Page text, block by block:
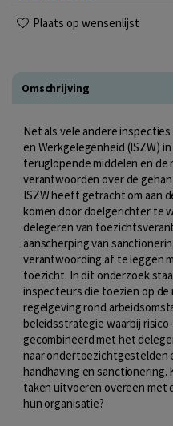
Plaats op wensenlijst
Omschrijving
Net als vele andere
en Werkgelegenheid (ISZW)
teruglopende middelen en de
verantwoorden over de
ISZW heeft getracht om aan
komen door doelgerichter te
delegeren van
aanscherping van
verantwoording af te leggen
toezicht. In dit onderzoek
inspecteurs die toezien op de
regelgeving rond
beleidsstrategie waarbij
gecombineerd met het
naar ondertoezichtgestelden
handhaving en sanctionering.
taken uitvoeren overeen met
hun organisatie?